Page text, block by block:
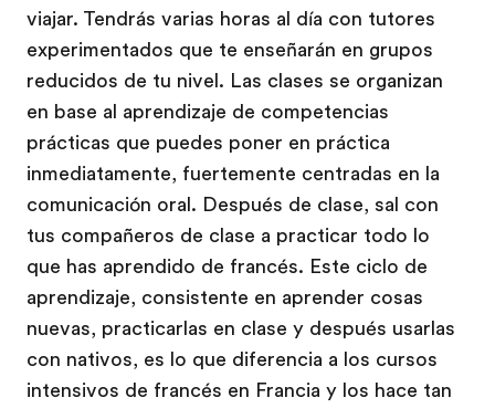
viajar. Tendrás varias horas al día con tutores
experimentados que te enseñarán en grupos
reducidos de tu nivel. Las clases se organizan
en base al aprendizaje de competencias
prácticas que puedes poner en práctica
inmediatamente, fuertemente centradas en la
comunicación oral. Después de clase, sal con
tus compañeros de clase a practicar todo lo
que has aprendido de francés. Este ciclo de
aprendizaje, consistente en aprender cosas
nuevas, practicarlas en clase y después usarlas
con nativos, es lo que diferencia a los cursos
intensivos de francés en Francia y los hace tan